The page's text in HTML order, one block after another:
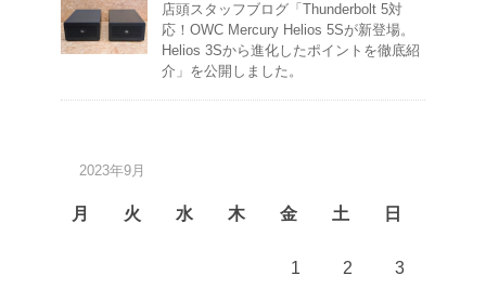
店頭スタッフブログ「Thunderbolt 5対
応！OWC Mercury Helios 5Sが新登場。
Helios 3Sから進化したポイントを徹底紹
介」を公開しました。
2023年9月
月 火 水 木 金 土 日
1 2 3